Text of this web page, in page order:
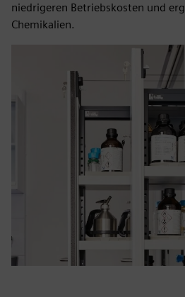
niedrigeren Betriebskosten und
Chemikalien.